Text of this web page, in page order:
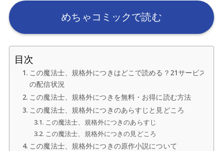
めちゃコミックで読む
目次
この魔法士、規格外につきはどこで読める？21サービス
の配信状況
この魔法士、規格外につきを無料・お得に読む方法
この魔法士、規格外につきのあらすじと見どころ
この魔法士、規格外につきのあらすじ
この魔法士、規格外につきの見どころ
この魔法士、規格外につきの原作小説について